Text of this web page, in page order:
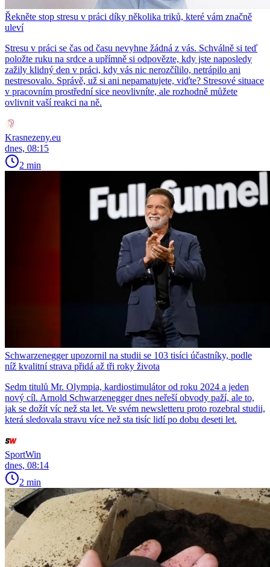
Řekněte stop stresu v práci díky několika triků, které vám značně
uleví
Stresu v práci se čas od času nevyhne žádná z vás. Schválně si teď
položte ruku na srdce a upřímně si odpovězte, kdy jste naposledy
zažily klidný den v práci, kdy vás nic nerozčílilo, netrápilo ani
nestresovalo. Správě, už si ani nepamatujete, viďte? Stresové situace
v pracovním prostřední sice neovlivníte, ale rozhodně můžete
ovlivnit vaší reakci na ně.
Krasnezeny.eu
dnes, 08:15
2 min
Schwarzenegger upozornil na studii se 103 tisíci účastníky, podle
níž kvalitní strava přidá až tři roky života
Sedm titulů Mr. Olympia, kardiostimulátor od roku 2024 a jeden
nový cíl. Arnold Schwarzenegger dnes neřeší obvody paží, ale to,
jak se dožít víc než sta let. Ve svém newsletteru proto rozebral studii,
která sledovala stravu více než sta tisíc lidí po dobu deseti let.
SportWin
dnes, 08:14
2 min